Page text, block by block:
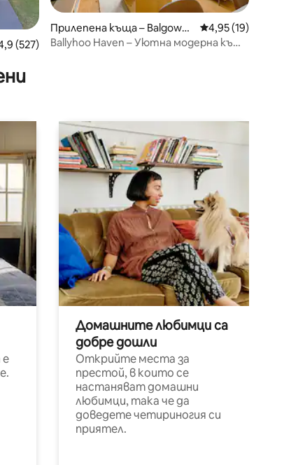
оценка: 4,9 от 5, 527 отзива
(527)
Прилепена къща – Balgowni
e
Средна оценка:
4,95 (19)
Ballyhoo Haven – Уютна модерна къща
е
Домашните любимци са
добре дошли
Открийте места за
престой, в които се
настаняват домашни
любимци, така че да
доведете четириногия си
приятел.